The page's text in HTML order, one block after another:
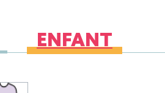
ENFANT